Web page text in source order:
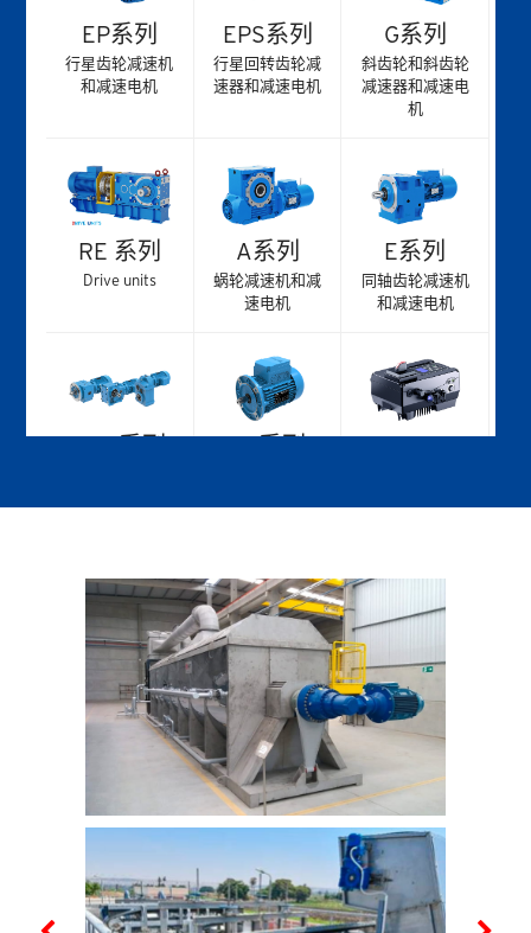
EP系列
行星齿轮减速机
和减速电机
EPS系列
行星回转齿轮减
速器和减速电机
G系列
斜齿轮和斜齿轮
减速器和减速电
机
RE 系列
Drive units
A系列
蜗轮减速机和减
速电机
E系列
同轴齿轮减速机
和减速电机
分散式逆变器
TM -
Torque
meter
直角轴齿轮减速
机